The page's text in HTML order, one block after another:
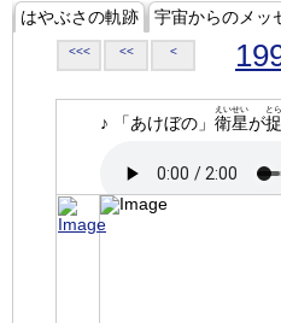
はやぶさの軌跡 宇宙からのメッ
<<< << <
♪ 「あけぼの」 衛星
えいせい
が捉
とら